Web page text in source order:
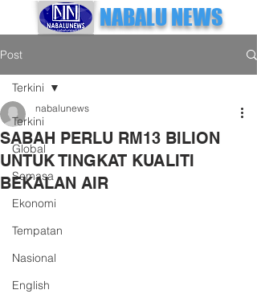
NABALU NEWS
Post
Terkini
Global
Semasa
Ekonomi
Tempatan
Nasional
English
Terkini
SABAH PERLU RM13 BILION
UNTUK TINGKAT KUALITI
BEKALAN AIR
nabalunews